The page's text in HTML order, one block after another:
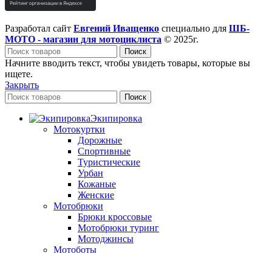
Разработал сайт Евгений Иващенко специально для ШБ-
МОТО - магазин для мотоциклиста © 2025г.
Поиск
Начните вводить текст, чтобы увидеть товары, которые вы
ищете.
Закрыть
Поиск
Экипировка
Мотокуртки
Дорожные
Спортивные
Туристические
Урбан
Кожаные
Женские
Мотобрюки
Брюки кроссовые
Мотобрюки туринг
Мотоджинсы
Мотоботы